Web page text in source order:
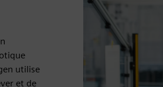
utilise
et de